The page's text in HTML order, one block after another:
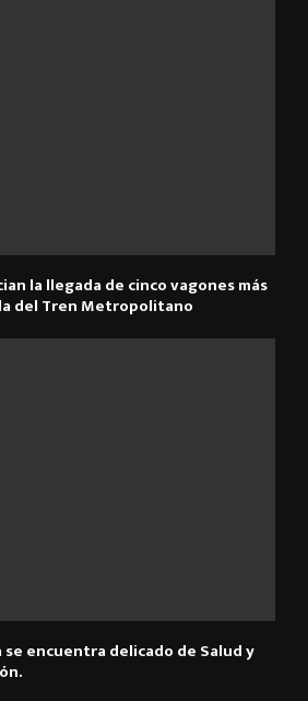
la llegada de cinco vagones más
del Tren Metropolitano
encuentra delicado de Salud y